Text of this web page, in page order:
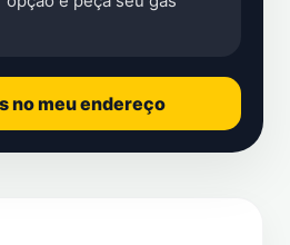
no meu endereço